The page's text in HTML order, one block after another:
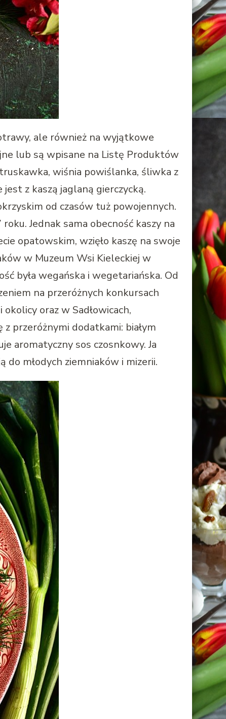
ale również na wyjątkowe
lub są wpisane na Listę Produktów
wiśnia powiślanka, śliwka z
z kaszą jaglaną gierczycką.
od czasów tuż powojennych.
Jednak sama obecność kaszy na
opatowskim, wzięło kaszę na swoje
w Muzeum Wsi Kieleckiej w
była wegańska i wegetariańska. Od
na przeróżnych konkursach
oraz w Sadłowicach,
przeróżnymi dodatkami: białym
aromatyczny sos czosnkowy. Ja
młodych ziemniaków i mizerii.